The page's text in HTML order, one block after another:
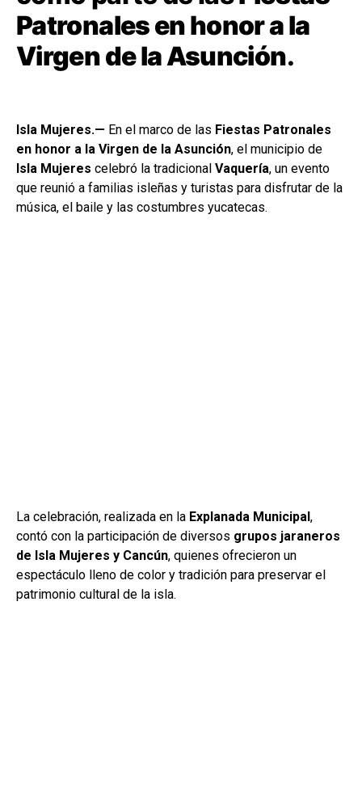
Patronales en honor a la
Virgen de la Asunción.
Isla Mujeres.— En el marco de las Fiestas Patronales
en honor a la Virgen de la Asunción, el municipio de
Isla Mujeres celebró la tradicional Vaquería, un evento
que reunió a familias isleñas y turistas para disfrutar de la
música, el baile y las costumbres yucatecas.
La celebración, realizada en la Explanada Municipal,
contó con la participación de diversos grupos jaraneros
de Isla Mujeres y Cancún, quienes ofrecieron un
espectáculo lleno de color y tradición para preservar el
patrimonio cultural de la isla.